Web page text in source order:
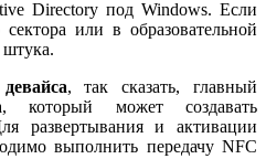
Directory под Windows. Если
или в образовательной
штука.
, так сказать, главный
который может создавать
развертывания и активации
выполнить передачу NFC